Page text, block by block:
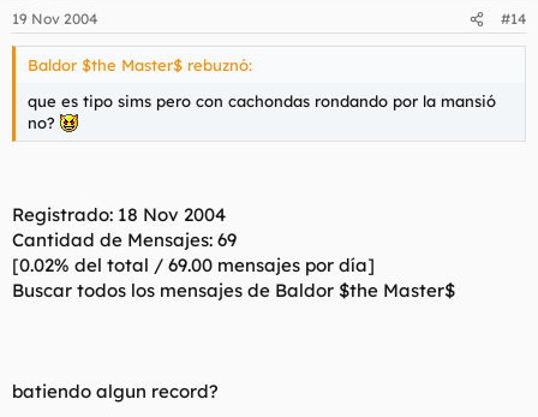
19 Nov 2004 #14
Baldor $the Master$ rebuznó:
que es tipo sims pero con cachondas rondando por la mansió
no?
Registrado: 18 Nov 2004
Cantidad de Mensajes: 69
[0.02% del total / 69.00 mensajes por día]
Buscar todos los mensajes de Baldor $the Master$
batiendo algun record?